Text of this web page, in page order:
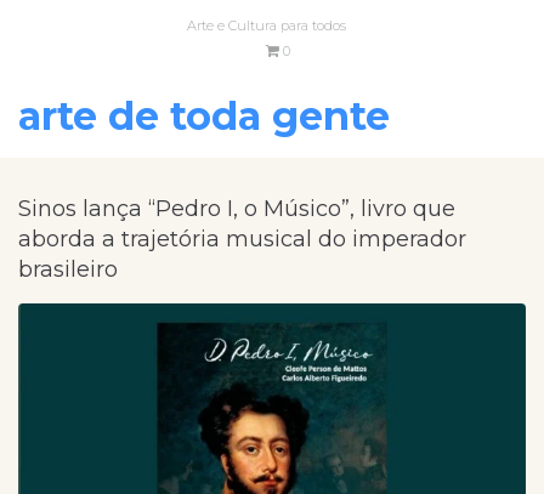
Arte e Cultura para todos
0
arte de toda gente
Sinos lança “Pedro I, o Músico”, livro que
aborda a trajetória musical do imperador
brasileiro